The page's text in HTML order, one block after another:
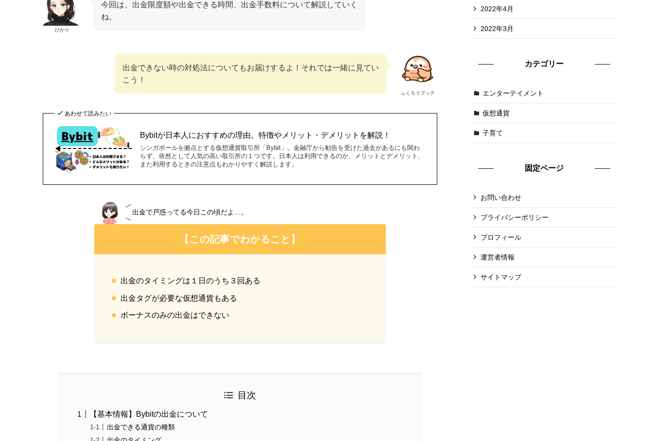
ひかり
今回は、出金限度額や出金できる時間、出金手数料について解説していく
ね。
ふくろうプック
出金できない時の対処法についてもお届けするよ！それでは一緒に見てい
こう！
あわせて読みたい
Bybitが日本人におすすめの理由。特徴やメリット・デメリットを解説！
シンガポールを拠点とする仮想通貨取引所「Bybit」。金融庁から勧告を受けた過去があるにも関わ
らず、依然として人気の高い取引所の１つです。日本人は利用できるのか、メリットとデメリット、
また利用するときの注意点もわかりやすく解説します。
出金で戸惑ってる今日この頃だよ…。
【この記事でわかること】
出金のタイミングは１日のうち３回ある
出金タグが必要な仮想通貨もある
ボーナスのみの出金はできない
目次
【基本情報】Bybitの出金について
出金できる通貨の種類
2022年4月
2022年3月
カテゴリー
エンターテイメント
仮想通貨
子育て
固定ページ
お問い合わせ
プライバシーポリシー
プロフィール
運営者情報
サイトマップ